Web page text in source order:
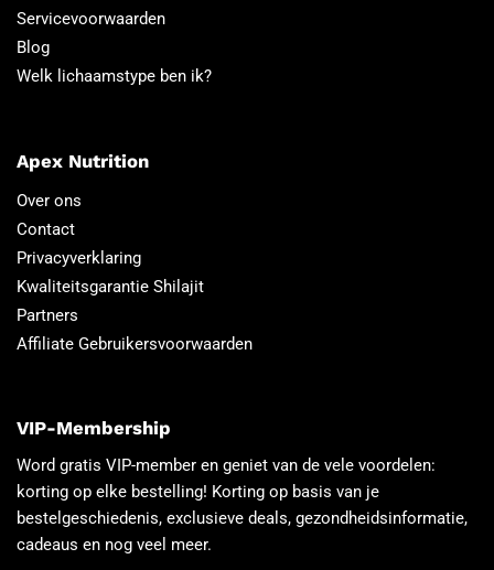
Servicevoorwaarden
Blog
Welk lichaamstype ben ik?
Apex Nutrition
Over ons
Contact
Privacyverklaring
Kwaliteitsgarantie Shilajit
Partners
Affiliate Gebruikersvoorwaarden
VIP-Membership
Word gratis VIP-member en geniet van de vele voordelen:
korting op elke bestelling! Korting op basis van je
bestelgeschiedenis, exclusieve deals, gezondheidsinformatie,
cadeaus en nog veel meer.